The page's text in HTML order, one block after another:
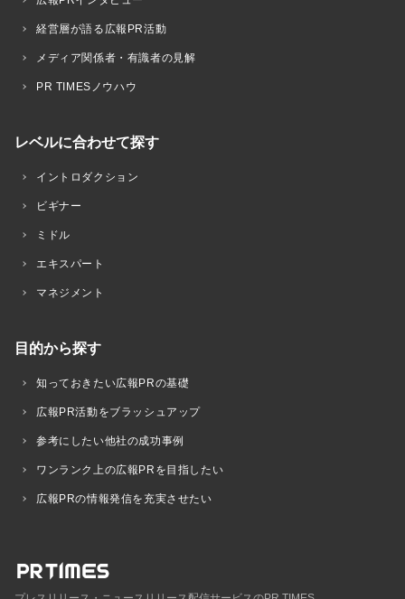
経営層が語る広報PR活動
メディア関係者・有識者の見解
PR TIMESノウハウ
レベルに合わせて探す
イントロダクション
ビギナー
ミドル
エキスパート
マネジメント
目的から探す
知っておきたい広報PRの基礎
広報PR活動をブラッシュアップ
参考にしたい他社の成功事例
ワンランク上の広報PRを目指したい
広報PRの情報発信を充実させたい